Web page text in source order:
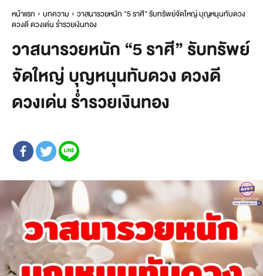
หน้าแรก บทความ
วาสนารวยหนัก "5 ราศี" รับทรัพย์จัดใหญ่ บุญหนุนทับดวง
ดวงดี ดวงเด่น ร่ำรวยเงินทอง
วาสนารวยหนัก “5 ราศี” รับทรัพย์
จัดใหญ่ บุญหนุนทับดวง ดวงดี
ดวงเด่น ร่ำรวยเงินทอง